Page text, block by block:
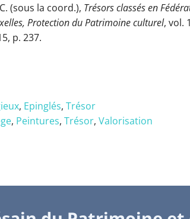
(sous la coord.), Trésors classés en
Protection du Patrimoine culturel, vol.
p. 237.
, Epinglés, Trésor
, Peintures, Trésor, Valorisation